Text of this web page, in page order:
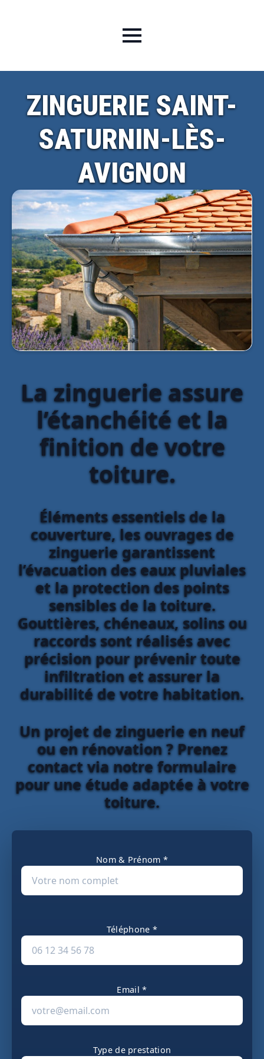
ZINGUERIE SAINT-
SATURNIN-LÈS-
AVIGNON
La zinguerie assure
l’étanchéité et la
finition de votre
toiture.
Éléments essentiels de la
couverture, les ouvrages de
zinguerie garantissent
l’évacuation des eaux pluviales
et la protection des points
sensibles de la toiture.
Gouttières, chéneaux, solins ou
raccords sont réalisés avec
précision pour prévenir toute
infiltration et assurer la
durabilité de votre habitation.
Un projet de zinguerie en neuf
ou en rénovation ? Prenez
contact via notre formulaire
pour une étude adaptée à votre
toiture.
Nom & Prénom *
Téléphone *
Email *
Type de prestation